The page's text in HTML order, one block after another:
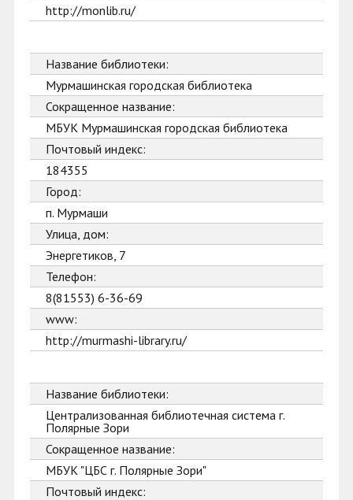
http://monlib.ru/
Название библиотеки:
Мурмашинская городская библиотека
Сокращенное название:
МБУК Мурмашинская городская библиотека
Почтовый индекс:
184355
Город:
п. Мурмаши
Улица, дом:
Энергетиков, 7
Телефон:
8(81553) 6-36-69
www:
http://murmashi-library.ru/
Название библиотеки:
Централизованная библиотечная система г.
Полярные Зори
Сокращенное название:
МБУК "ЦБС г. Полярные Зори"
Почтовый индекс: